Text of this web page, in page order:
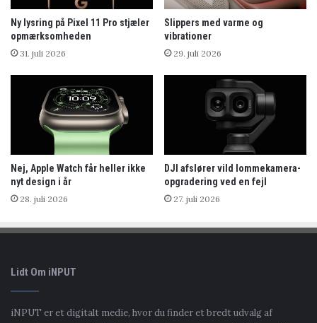
Ny lysring på Pixel 11 Pro stjæler
opmærksomheden
31. juli 2026
Slippers med varme og
vibrationer
29. juli 2026
Nej, Apple Watch får heller ikke
nyt design i år
28. juli 2026
DJI afslører vild lommekamera-
opgradering ved en fejl
27. juli 2026
Lidt Om iNPUT
iNPUT er et digitalt medie, hvor du finder et bredt udvalg af